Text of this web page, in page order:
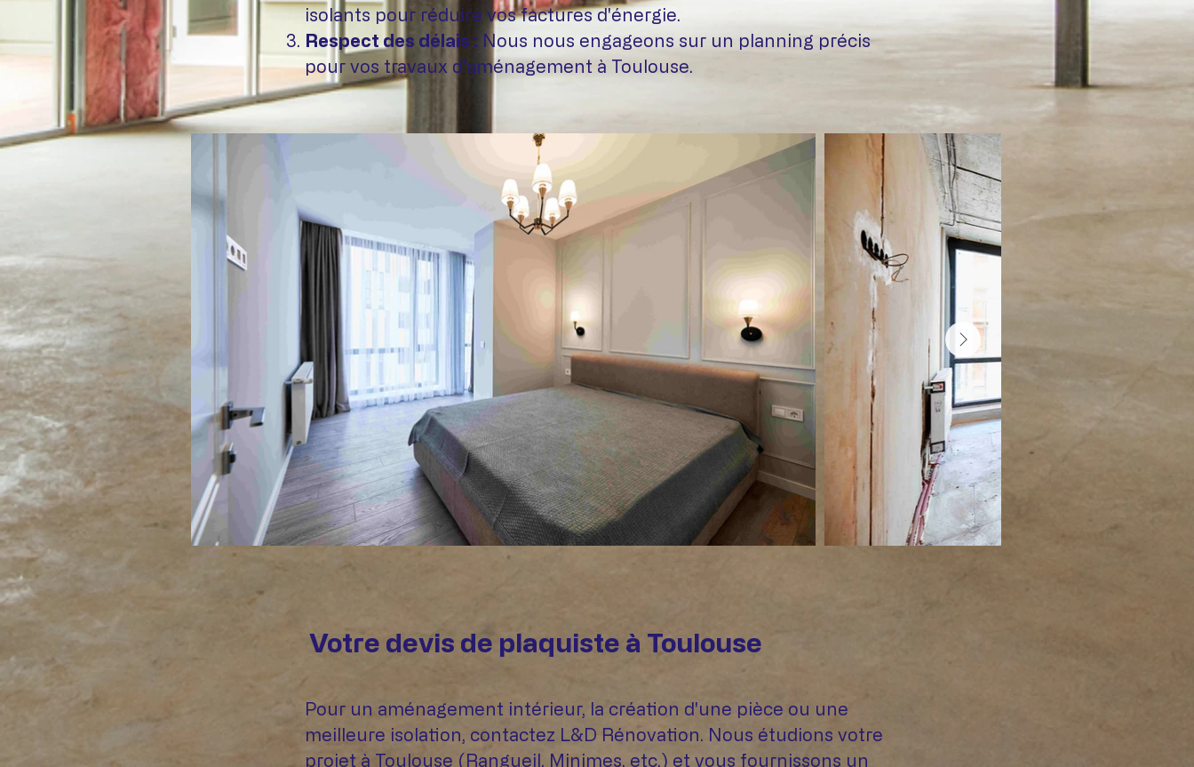
isolants pour réduire vos factures d'énergie.
Respect des délais : Nous nous engageons sur un planning précis
pour vos travaux d'aménagement à Toulouse.
Votre devis de plaquiste à Toulouse
Pour un aménagement intérieur, la création d'une pièce ou une
meilleure isolation, contactez L&D Rénovation. Nous étudions votre
projet à Toulouse (Rangueil, Minimes, etc.) et vous fournissons un